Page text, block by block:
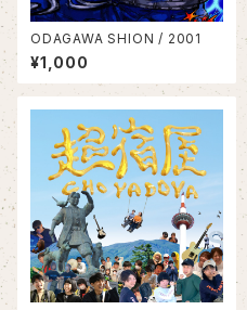
ODAGAWA SHION / 2001
¥1,000